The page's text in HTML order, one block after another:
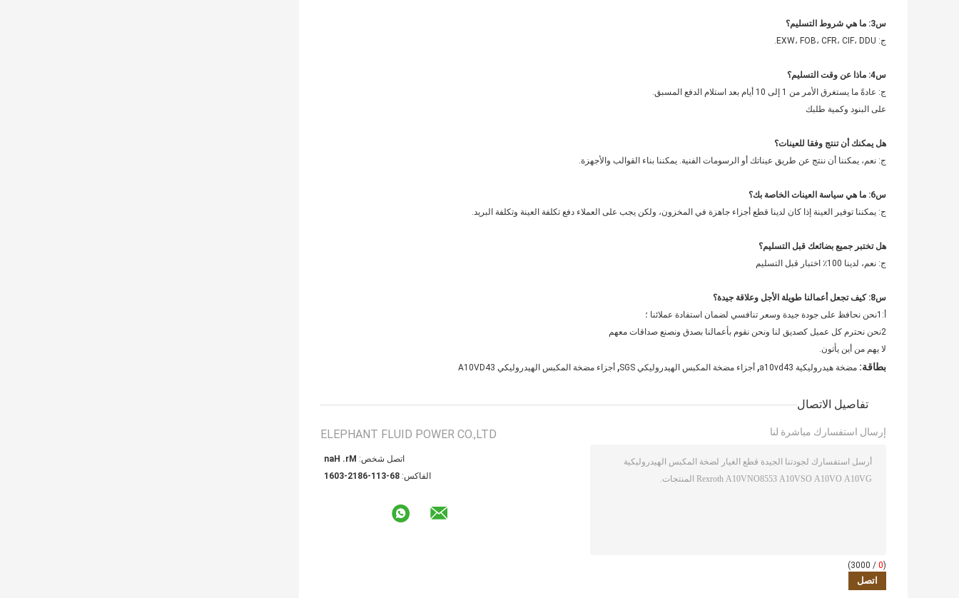
س3: ما هي شروط التسليم؟
ج: EXW، FOB، CFR، CIF، DDU.
س4: ماذا عن وقت التسليم؟
ج: عادةً ما يستغرق الأمر من 1 إلى 10 أيام بعد استلام الدفع المسبق.
على البنود وكمية طلبك
هل يمكنك أن تنتج وفقا للعينات؟
ج: نعم، يمكننا أن ننتج عن طريق عيناتك أو الرسومات الفنية. يمكننا بناء القوالب والأجهزة.
س6: ما هي سياسة العينات الخاصة بك؟
ج: يمكننا توفير العينة إذا كان لدينا قطع أجزاء جاهزة في المخزون، ولكن يجب على العملاء دفع تكلفة العينة وتكلفة البريد.
هل تختبر جميع بضائعك قبل التسليم؟
ج: نعم، لدينا 100٪ اختبار قبل التسليم
س8: كيف تجعل أعمالنا طويلة الأجل وعلاقة جيدة؟
أ:1نحن نحافظ على جودة جيدة وسعر تنافسي لضمان استفادة عملائنا ؛
2نحن نحترم كل عميل كصديق لنا ونحن نقوم بأعمالنا بصدق ونصنع صداقات معهم
لا يهم من أين يأتون.
بطاقة: مضخة هيدروليكية a10vd43 , أجزاء مضخة المكبس الهيدروليكي SGS , أجزاء مضخة المكبس الهيدروليكي A10VD43
تفاصيل الاتصال
ELEPHANT FLUID POWER CO.,LTD
اتصل شخص: Mr. Han
الفاكس: 86-311-6812-3061
إرسال استفسارك مباشرة لنا
(
0
/ 3000)